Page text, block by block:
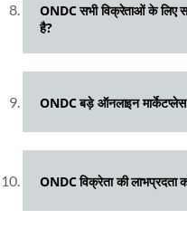
ONDC सभी विक्रेताओं के लिए
है?
ONDC बड़े ऑनलाइन
ONDC विक्रेता की लाभप्रदता